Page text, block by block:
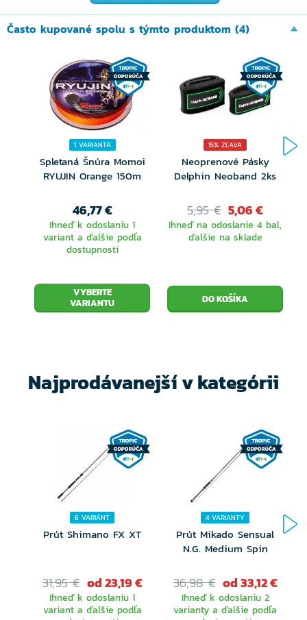
ponúkajú vynikajúcu akciu a zároveň dostatočne
robustné blank aj pre razantnejšie zdolávanie.
Dostupné dĺžky a vrhacie záťaže plne pokrývajú
všetky dôležité spôsoby lovu na prívlač - od jemného
lovu z lode až po lov s ťažšími nástrahami alebo
nahadzovanie zo brehu na dlhšiu vzdialenosť.
Často kupované spolu s týmto produktom (4)
1 VARIANTA
Spletaná Šnúra Momoi
RYUJIN Orange 150m
46,77 €
Ihneď k odoslaniu 1
variant a ďalšie podľa
dostupnosti
VYBERTE
VARIANTU
15% ZĽAVA
Neoprenové Pásky
Delphin Neoband 2ks
5,95 € 5,06 €
Ihneď na odoslanie 4 bal,
ďalšie na sklade
Najprodávanejší v kategórii
6 VARIÁNT
Prút Shimano FX XT
31,95 € od 23,19 €
Ihneď k odoslaniu 1
variant a ďalšie podľa
4 VARIANTY
Prút Mikado Sensual
N.G. Medium Spin
36,98 € od 33,12 €
Ihneď k odoslaniu 2
varianty a ďalšie podľa